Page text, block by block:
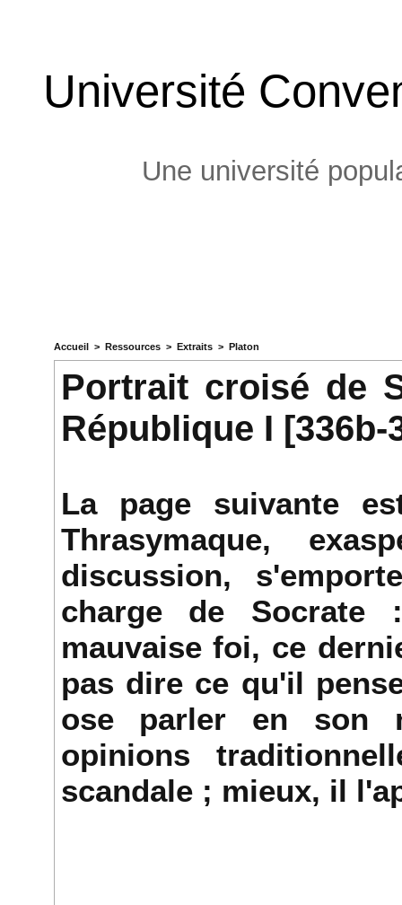
Université
Une université
Accueil > Ressources > Extraits > Platon
Portrait croisé de
République I [336b-
La page suivante
Thrasymaque,
discussion,
charge de Socrate
mauvaise foi, ce
pas dire ce qu'il
ose parler en son
opinions
scandale ; mieux, il